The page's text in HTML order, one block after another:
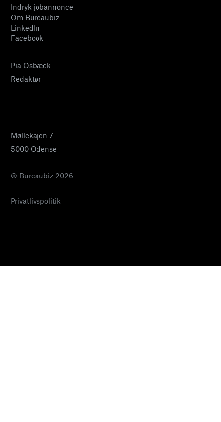
Indryk jobannonce
Om Bureaubiz
LinkedIn
Facebook
Pia Osbæck
Redaktør
Møllekajen 7
5000 Odense
© Bureaubiz 2026
Privatlivspolitik